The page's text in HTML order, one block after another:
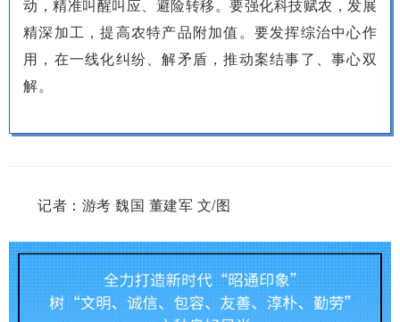
动，精准叫醒叫应、避险转移。要强化科技赋农，发展
精深加工，提高农特产品附加值。 要发挥综治中心作
用，在一线化纠纷、解矛盾，推动案结事了、事心双
解。
记者：游考 魏国 董建军 文/图